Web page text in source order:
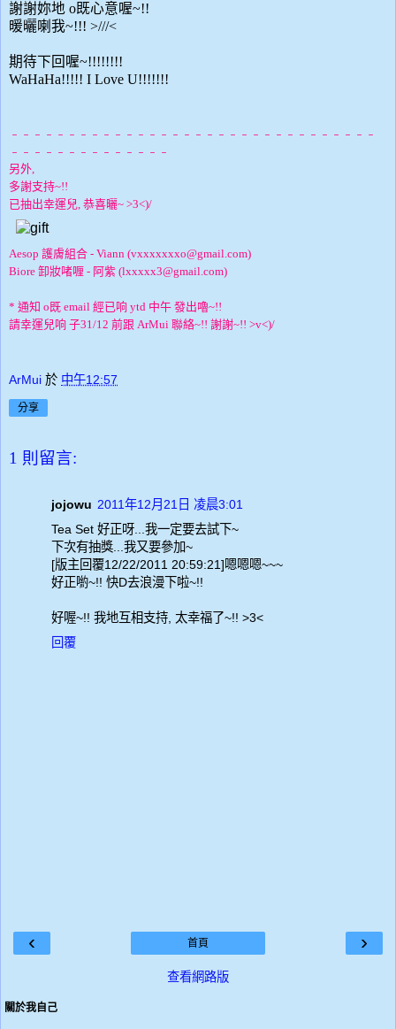
謝謝妳地 o既心意喔~!!
暖曬喇我~!!! >///<
期待下回喔~!!!!!!!!
WaHaHa!!!!! I Love U!!!!!!!
﹣﹣﹣﹣﹣﹣﹣﹣﹣﹣﹣﹣﹣﹣﹣﹣﹣﹣﹣﹣﹣﹣﹣﹣﹣﹣﹣﹣﹣﹣﹣﹣
﹣﹣﹣﹣﹣﹣﹣﹣﹣﹣﹣﹣﹣﹣
另外,
多謝支持~!!
已抽出幸運兒, 恭喜曬~ >3<)/
Aesop 護膚組合 - Viann (vxxxxxxxo@gmail.com)
Biore 卸妝啫喱 - 阿紫 (lxxxxx3@gmail.com)
* 通知 o既 email 經已响 ytd 中午 發出嚕~!!
請幸運兒响 子31/12 前跟 ArMui 聯絡~!! 謝謝~!! >v<)/
ArMui 於 中午12:57
分享
1 則留言:
jojowu 2011年12月21日 凌晨3:01
Tea Set 好正呀...我一定要去試下~
下次有抽獎...我又要參加~
[版主回覆12/22/2011 20:59:21]嗯嗯嗯~~~
好正喲~!! 快D去浪漫下啦~!!
好喔~!! 我地互相支持, 太幸福了~!! >3<
回覆
‹ ›
首頁
查看網路版
關於我自己